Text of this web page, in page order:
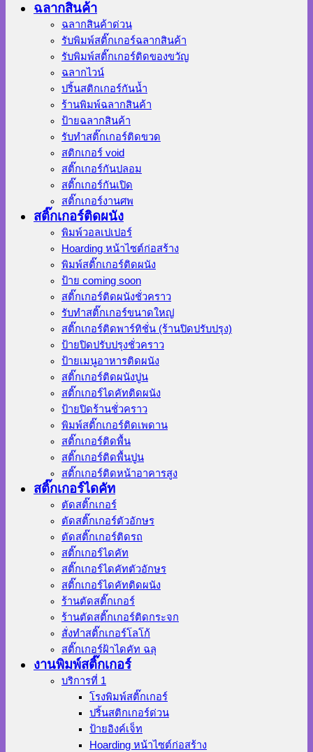
ฉลากสินค้า
ฉลากสินค้าด่วน
รับพิมพ์สติ๊กเกอร์ฉลากสินค้า
รับพิมพ์สติ๊กเกอร์ติดของขวัญ
ฉลากไวน์
ปริ้นสติกเกอร์กันน้ำ
ร้านพิมพ์ฉลากสินค้า
ป้ายฉลากสินค้า
รับทำสติ๊กเกอร์ติดขวด
สติกเกอร์ void
สติ๊กเกอร์กันปลอม
สติ๊กเกอร์กันเปิด
สติ๊กเกอร์งานศพ
สติ๊กเกอร์ติดผนัง
พิมพ์วอลเปเปอร์
Hoarding หน้าไซต์ก่อสร้าง
พิมพ์สติ๊กเกอร์ติดผนัง
ป้าย coming soon
สติ๊กเกอร์ติดผนังชั่วคราว
รับทำสติ๊กเกอร์ขนาดใหญ่
สติ๊กเกอร์ติดพาร์ทิชั่น (ร้านปิดปรับปรุง)
ป้ายปิดปรับปรุงชั่วคราว
ป้ายเมนูอาหารติดผนัง
สติ๊กเกอร์ติดผนังปูน
สติ๊กเกอร์ไดคัทติดผนัง
ป้ายปิดร้านชั่วคราว
พิมพ์สติ๊กเกอร์ติดเพดาน
สติ๊กเกอร์ติดพื้น
สติ๊กเกอร์ติดพื้นปูน
สติ๊กเกอร์ติดหน้าอาคารสูง
สติ๊กเกอร์ไดคัท
ตัดสติ๊กเกอร์
ตัดสติ๊กเกอร์ตัวอักษร
ตัดสติ๊กเกอร์ติดรถ
สติ๊กเกอร์ไดคัท
สติ๊กเกอร์ไดคัทตัวอักษร
สติ๊กเกอร์ไดคัทติดผนัง
ร้านตัดสติ๊กเกอร์
ร้านตัดสติ๊กเกอร์ติดกระจก
สั่งทําสติ๊กเกอร์โลโก้
สติ๊กเกอร์ฝ้าไดคัท ฉลุ
งานพิมพ์สติ๊กเกอร์
บริการที่ 1
โรงพิมพ์สติ๊กเกอร์
ปริ้นสติกเกอร์ด่วน
ป้ายอิงค์เจ็ท
Hoarding หน้าไซต์ก่อสร้าง